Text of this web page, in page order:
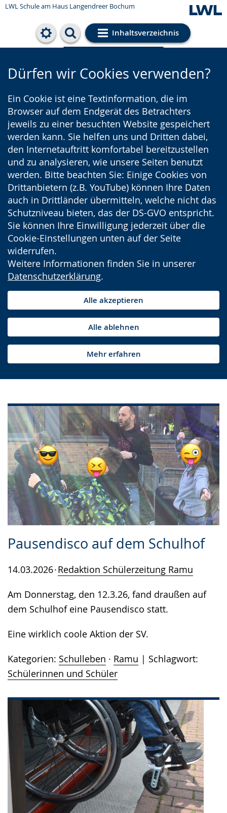
LWL Schule am Haus Langendreer Bochum
Inhaltsverzeichnis
Cookie-Einstellungen
Dürfen wir Cookies verwenden?
Ein Cookie ist eine Textinformation, die im
Browser auf dem Endgerät des Betrachters
jeweils zu einer besuchten Website gespeichert
werden kann. Sie helfen uns und Dritten dabei,
den Internetauftritt komfortabel bereitzustellen
und zu analysieren, wie unsere Seiten benutzt
werden. Bitte beachten Sie: Einige Cookies von
Drittanbietern (z.B. YouTube) können Ihre Daten
auch in Drittländer übermitteln, welche nicht das
Schutzniveau bieten, das der DS-GVO entspricht.
Sie können Ihre Einwilligung jederzeit über die
Cookie-Einstellungen unten auf der Seite
widerrufen.
Weitere Informationen finden Sie in unserer
Datenschutzerklärung.
Alle akzeptieren
Alle ablehnen
Mehr erfahren
Pausendisco auf dem Schulhof
14.03.2026 Redaktion Schülerzeitung Ramu
Am Donnerstag, den 12.3.26, fand draußen auf
dem Schulhof eine Pausendisco statt.
Eine wirklich coole Aktion der SV.
Kategorien: Schulleben · Ramu
Schlagwort:
Schülerinnen und Schüler